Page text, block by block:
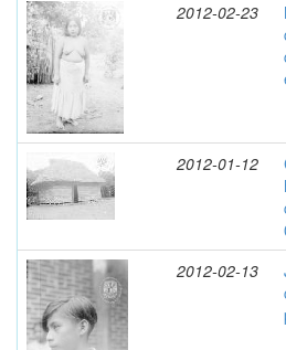
2012-02-23
2012-01-12
2012-02-13